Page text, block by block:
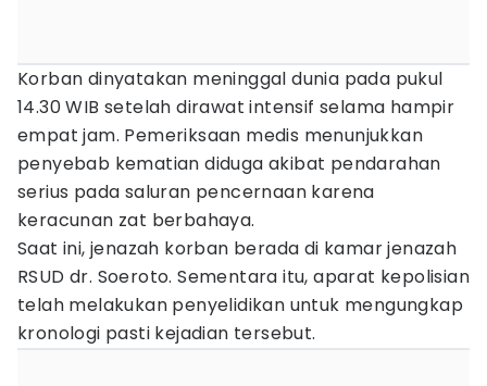
Korban dinyatakan meninggal dunia pada pukul
14.30 WIB setelah dirawat intensif selama hampir
empat jam. Pemeriksaan medis menunjukkan
penyebab kematian diduga akibat pendarahan
serius pada saluran pencernaan karena
keracunan zat berbahaya.
Saat ini, jenazah korban berada di kamar jenazah
RSUD dr. Soeroto. Sementara itu, aparat kepolisian
telah melakukan penyelidikan untuk mengungkap
kronologi pasti kejadian tersebut.